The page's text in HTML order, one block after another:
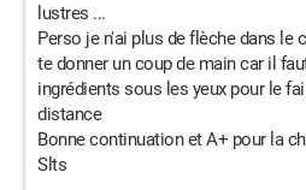
lustres ...
Perso je n'ai plus de flèche dans le
te donner un coup de main car il
ingrédients sous les yeux pour le
distance
Bonne continuation et A+ pour la
Slts